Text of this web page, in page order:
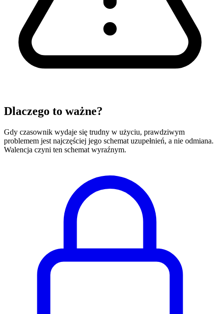
Dlaczego to ważne?
Gdy czasownik wydaje się trudny w użyciu, prawdziwym
problemem jest najczęściej jego schemat uzupełnień, a nie odmiana.
Walencja czyni ten schemat wyraźnym.